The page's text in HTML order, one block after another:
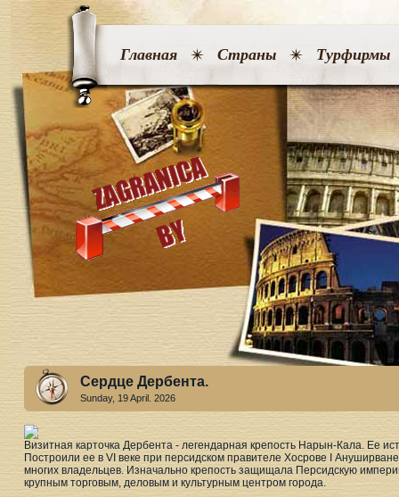
Главная Страны Турфирмы
Сердце Дербента.
Sunday, 19 April. 2026
Визитная карточка Дербента - легендарная крепость Нарын-Кала. Ее
Построили ее в VI веке при персидском правителе Хосрове I
многих владельцев. Изначально крепость защищала Персидскую
крупным торговым, деловым и культурным центром города.